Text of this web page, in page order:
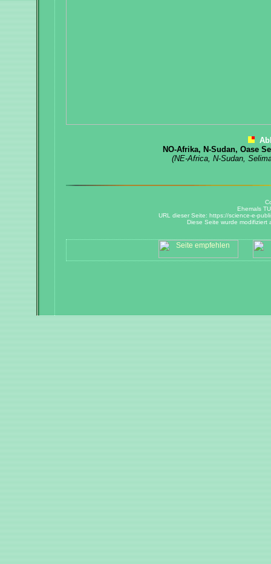
NO-Afrika, N-Sudan, Oase
(NE-Africa, N-Sudan,
Ehemals
URL dieser Seite: https://science-e-
Diese Seite wurde